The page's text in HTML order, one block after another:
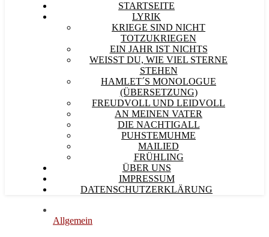
STARTSEITE
LYRIK
KRIEGE SIND NICHT
TOTZUKRIEGEN
EIN JAHR IST NICHTS
WEISST DU, WIE VIEL STERNE S
TEHEN
HAMLET´S MONOLOGUE
(ÜBERSETZUNG)
FREUDVOLL UND LEIDVOLL
AN MEINEN VATER
DIE NACHTIGALL
PUHSTEMUHME
MAILIED
FRÜHLING
ÜBER UNS
IMPRESSUM
DATENSCHUTZERKLÄRUNG
Allgemein